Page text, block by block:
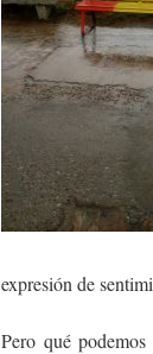
expresión de
Pero qué